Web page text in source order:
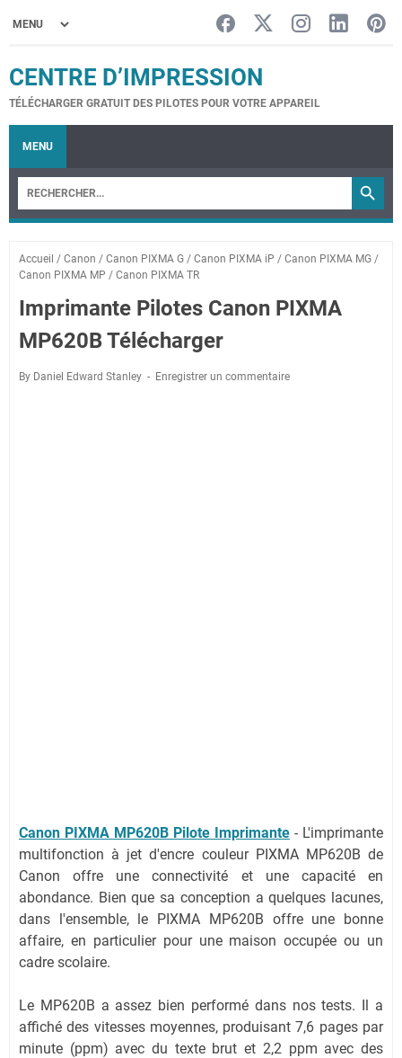
CENTRE D’IMPRESSION
TÉLÉCHARGER GRATUIT DES PILOTES POUR VOTRE APPAREIL
MENU
Accueil / Canon / Canon PIXMA G / Canon PIXMA iP / Canon PIXMA MG /
Canon PIXMA MP / Canon PIXMA TR
Imprimante Pilotes Canon PIXMA
MP620B Télécharger
By Daniel Edward Stanley Enregistrer un commentaire
Canon PIXMA MP620B Pilote Imprimante - L'imprimante
multifonction à jet d'encre couleur PIXMA MP620B de
Canon offre une connectivité et une capacité en
abondance. Bien que sa conception a quelques lacunes,
dans l'ensemble, le PIXMA MP620B offre une bonne
affaire, en particulier pour une maison occupée ou un
cadre scolaire.
Le MP620B a assez bien performé dans nos tests. Il a
affiché des vitesses moyennes, produisant 7,6 pages par
minute (ppm) avec du texte brut et 2,2 ppm avec des